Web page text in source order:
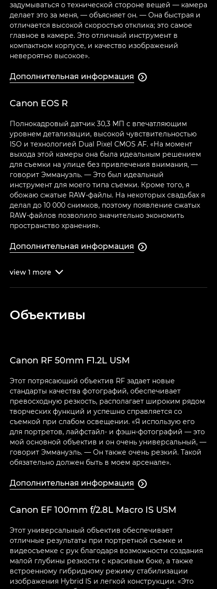
задумываться о технической стороне вещей — камера
делает это за меня, — объясняет он. — Она быстрая и
отличается высокой скоростью отклика; это самое
главное в камере. Это отличный инструмент в
компактном корпусе, и качество изображений
невероятно высокое».
Дополнительная информация 
Canon EOS R
Полнокадровый датчик 30,3 МП с впечатляющим
уровнем детализации, высокой чувствительностью
ISO и технологией Dual Pixel CMOS AF. «На момент
выхода этой камеры она была идеальным решением
для съемки на улице без привлечения внимания, —
говорит Эммануэль. — Это был идеальный
инструмент для моего типа съемки. Кроме того, я
обожаю сжатые RAW-файлы. На некоторых свадьбах я
делал до 10 000 снимков, поэтому появление сжатых
RAW-файлов позволило значительно экономить
пространство хранения».
Дополнительная информация 
view 1 more 
Объективы
Canon RF 50mm F1.2L USM
Этот потрясающий объектив RF задает новые
стандарты качества фотографий, обеспечивает
превосходную резкость, располагает широким рядом
творческих функций и успешно справляется со
съемкой при слабом освещении. «Я использую его
для портретов, лайфстайл- и фэшн-фотографий — это
мой основной объектив и он очень универсальный, —
говорит Эммануэль. — Он также очень резкий. Такой
обязательно должен быть в моем арсенале».
Дополнительная информация 
Canon EF 100mm f/2.8L Macro IS USM
Этот универсальный объектив обеспечивает
отличные результаты при портретной съемке и
видеосъемке с рук благодаря возможности создания
малой глубины резкости с красивым боке, а также
встроенному гибридному режиму стабилизации
изображения Hybrid IS и легкой конструкции. «Это